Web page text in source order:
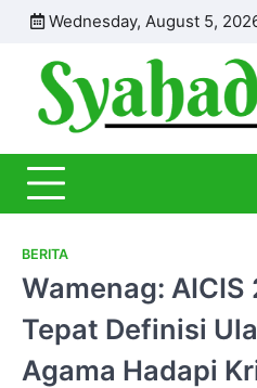
Skip
content
Wednesday, August 5,
BERITA
Wamenag: AICIS
Tepat Definisi
Agama Hadapi